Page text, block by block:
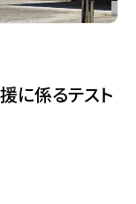
に係るテスト